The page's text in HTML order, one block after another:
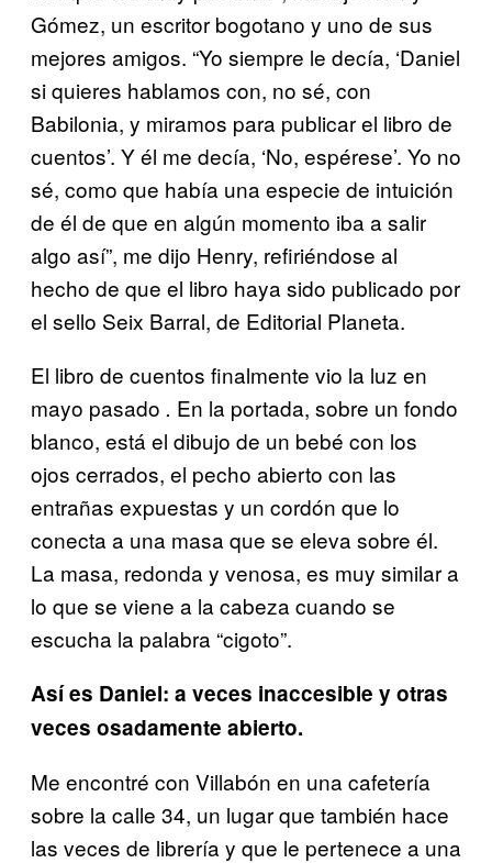
Gómez, un escritor bogotano y uno de sus
mejores amigos. “Yo siempre le decía, ‘Daniel
si quieres hablamos con, no sé, con
Babilonia, y miramos para publicar el libro de
cuentos’. Y él me decía, ‘No, espérese’. Yo no
sé, como que había una especie de intuición
de él de que en algún momento iba a salir
algo así”, me dijo Henry, refiriéndose al
hecho de que el libro haya sido publicado por
el sello Seix Barral, de Editorial Planeta.
El libro de cuentos finalmente vio la luz en
mayo pasado . En la portada, sobre un fondo
blanco, está el dibujo de un bebé con los
ojos cerrados, el pecho abierto con las
entrañas expuestas y un cordón que lo
conecta a una masa que se eleva sobre él.
La masa, redonda y venosa, es muy similar a
lo que se viene a la cabeza cuando se
escucha la palabra “cigoto”.
Así es Daniel: a veces inaccesible y otras
veces osadamente abierto.
Me encontré con Villabón en una cafetería
sobre la calle 34, un lugar que también hace
las veces de librería y que le pertenece a una